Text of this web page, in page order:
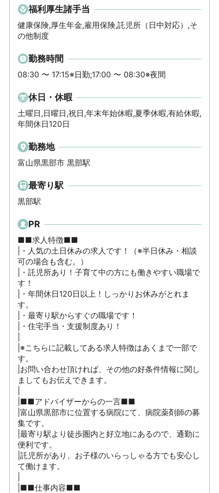
福利厚生諸手当
健康保険,厚生年金,雇用保険,託児所（日中対応）,そ
の他制度
勤務時間
08:30 〜 17:15※日勤;17:00 〜 08:30※夜間
休日・休暇
土曜日,日曜日,祝日,年末年始休暇,夏季休暇,有給休暇,
年間休日120日
勤務地
富山県黒部市 黒部駅
最寄り駅
黒部駅
PR
■■求人特徴■■
|・人気の土日休みの求人です！（※半日休み・相談
可の場合も含む。）
|・託児所あり！子育て中の方にも働きやすい職場で
す！
|・年間休日120日以上！しっかりお休みがとれま
す。
|・最寄り駅からすぐの職場です！
|・住宅手当・支援制度あり！
|※こちらに記載してある求人特徴はあくまで一部で
す。
|お問い合わせ頂ければ、その他の好条件情報に関し
ましてもお伝えできます。
|■■アドバイザーからの一言■■
|富山県黒部市に位置する病院にて、病院薬剤師の募
集です。
|最寄り駅より徒歩圏内と好立地にあるので、通勤に
便利です。
|託児所があり、お子様のいらっしゃる方でも安心し
て働けます。
|■■仕事内容■■